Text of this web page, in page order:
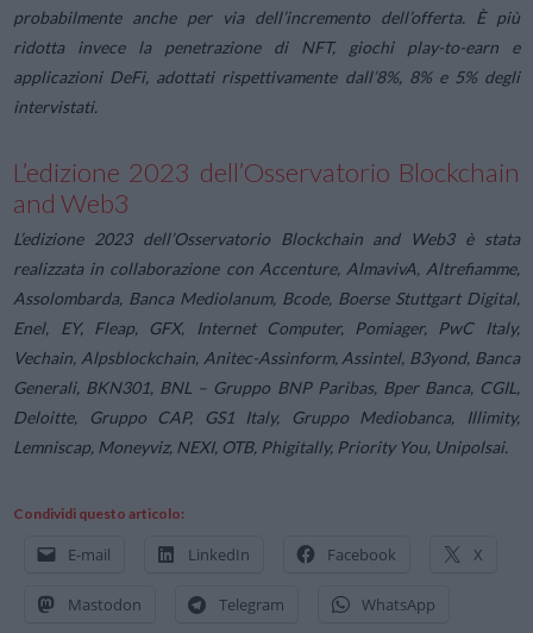
probabilmente anche per via dell’incremento dell’offerta. È più
ridotta invece la penetrazione di NFT, giochi play-to-earn e
applicazioni DeFi, adottati rispettivamente dall’8%, 8% e 5% degli
intervistati.
L’edizione 2023 dell’Osservatorio Blockchain
and Web3
L’edizione 2023 dell’Osservatorio Blockchain and Web3 è stata
realizzata in collaborazione con Accenture, AlmavivA, Altrefiamme,
Assolombarda, Banca Mediolanum, Bcode, Boerse Stuttgart Digital,
Enel, EY, Fleap, GFX, Internet Computer, Pomiager, PwC Italy,
Vechain, Alpsblockchain, Anitec-Assinform, Assintel, B3yond, Banca
Generali, BKN301, BNL – Gruppo BNP Paribas, Bper Banca, CGIL,
Deloitte, Gruppo CAP, GS1 Italy, Gruppo Mediobanca, Illimity,
Lemniscap, Moneyviz, NEXI, OTB, Phigitally, Priority You, Unipolsai.
Condividi questo articolo:
E-mail LinkedIn Facebook X
Mastodon Telegram WhatsApp